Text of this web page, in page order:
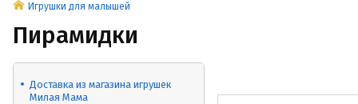
Игрушки для малышей
Пирамидки
Доставка из магазина игрушек
Милая Мама